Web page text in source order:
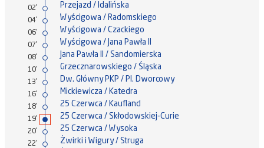
02' Przejazd / Idalińska
04' Wyścigowa / Radomskiego
06' Wyścigowa / Czackiego
07' Wyścigowa / Jana Pawła II
08' Jana Pawła II / Sandomierska
10' Grzecznarowskiego / Śląska
13' Dw. Główny PKP / Pl. Dworcowy
16' Mickiewicza / Katedra
18' 25 Czerwca / Kaufland
19' 25 Czerwca / Skłodowskiej-Curie
20' 25 Czerwca / Wysoka
22' Żwirki i Wigury / Struga